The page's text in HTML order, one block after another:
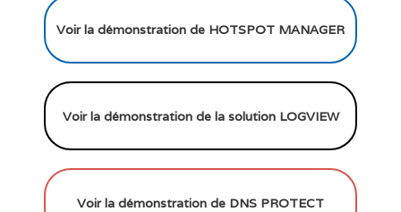
Voir la démonstration de HOTSPOT MANAGER
Voir la démonstration de la solution LOGVIEW
Voir la démonstration de DNS PROTECT